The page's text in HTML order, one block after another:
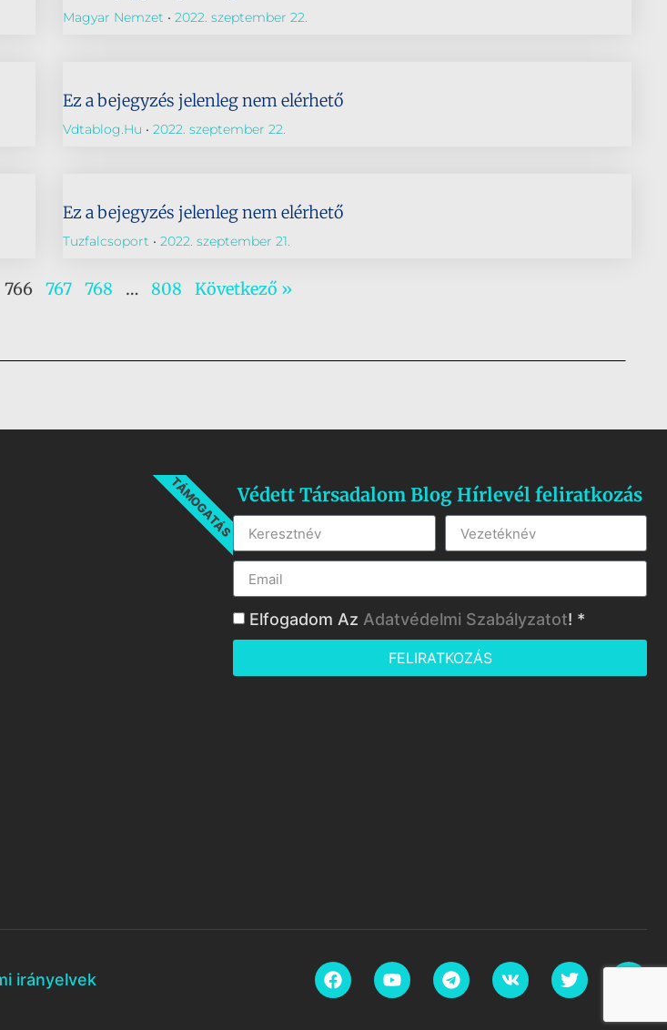
Magyar Nemzet 2022. szeptember 22.
Ez a bejegyzés jelenleg nem elérhető
Vdtablog.hu 2022. szeptember 22.
Ez a bejegyzés jelenleg nem elérhető
Tuzfalcsoport 2022. szeptember 21.
766 767 768 … 808 Következő »
TÁMOGATÁSVédett Társadalom Blog Hírlevél feliratkozás
Elfogadom Az Adatvédelmi Szabályzatot! *
FELIRATKOZÁS
irányelvek